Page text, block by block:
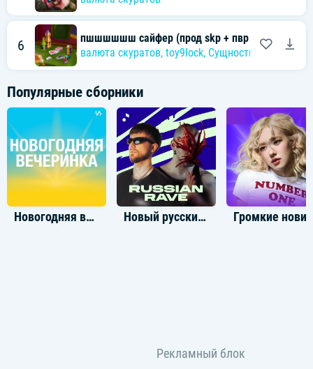
6
пшшшшшш сайфер (прод skp + пвр валюта)
валюта скуратов, toy9lock, Сущность Ночи
Популярные сборники
Новогодняя вечеринка Новый русский рейв